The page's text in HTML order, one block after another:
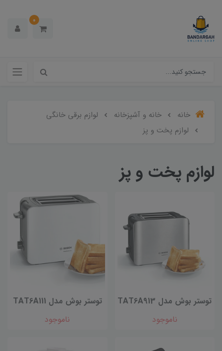
0
خانه خانه و آشپزخانه
لوازم برقی خانگی
لوازم پخت و پز
لوازم پخت و پز
توستر بوش مدل TAT6A913
ناموجود
توستر بوش مدل TAT6A111
ناموجود